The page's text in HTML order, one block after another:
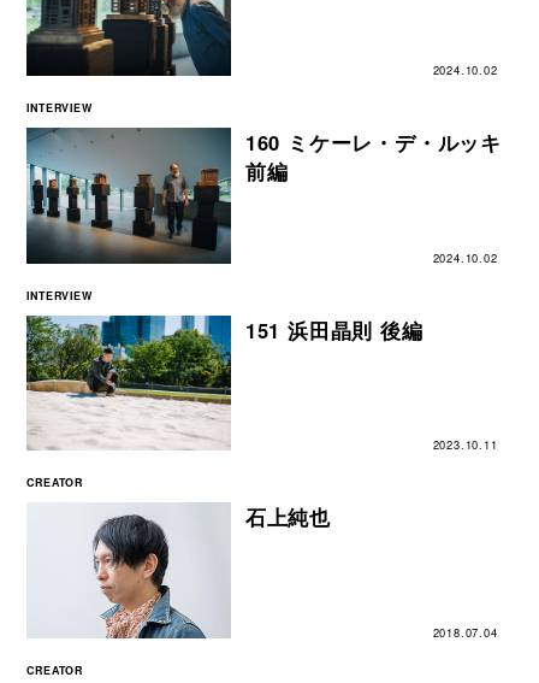
CREATOR
石上純也
2018.07.04
CREATOR
2024.10.02
INTERVIEW
160 ミケーレ・デ・ルッキ
前編
2024.10.02
INTERVIEW
151 浜田晶則 後編
2023.10.11